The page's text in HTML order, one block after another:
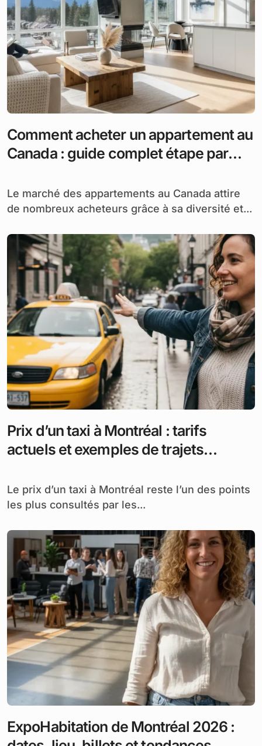
Comment acheter un appartement au
Canada : guide complet étape par
Le marché des appartements au Canada attire
de nombreux acheteurs grâce à sa diversité et...
Prix d’un taxi à Montréal : tarifs
actuels et exemples de trajets
Le prix d’un taxi à Montréal reste l’un des points
les plus consultés par les...
ExpoHabitation de Montréal 2026 :